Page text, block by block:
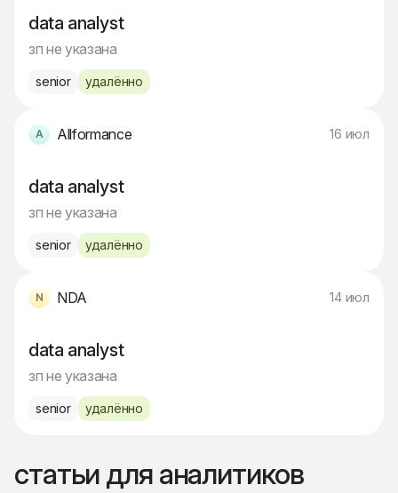
data analyst
зп не указана
senior удалённо
Allformance 16 июл
data analyst
зп не указана
senior удалённо
NDA 14 июл
data analyst
зп не указана
senior удалённо
статьи для аналитиков